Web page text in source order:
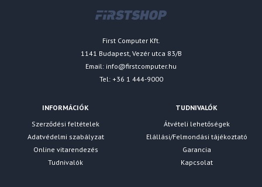
First Computer Kft.
1141 Budapest, Vezér utca 83/B
Email: info@firstcomputer.hu
Tel: +36 1 444-9000
INFORMÁCIÓK
Szerződési feltételek
Adatvédelmi szabályzat
Online vitarendezés
Tudnivalók
TUDNIVALÓK
Átvételi lehetőségek
Elállási/Felmondási tájékoztató
Garancia
Kapcsolat